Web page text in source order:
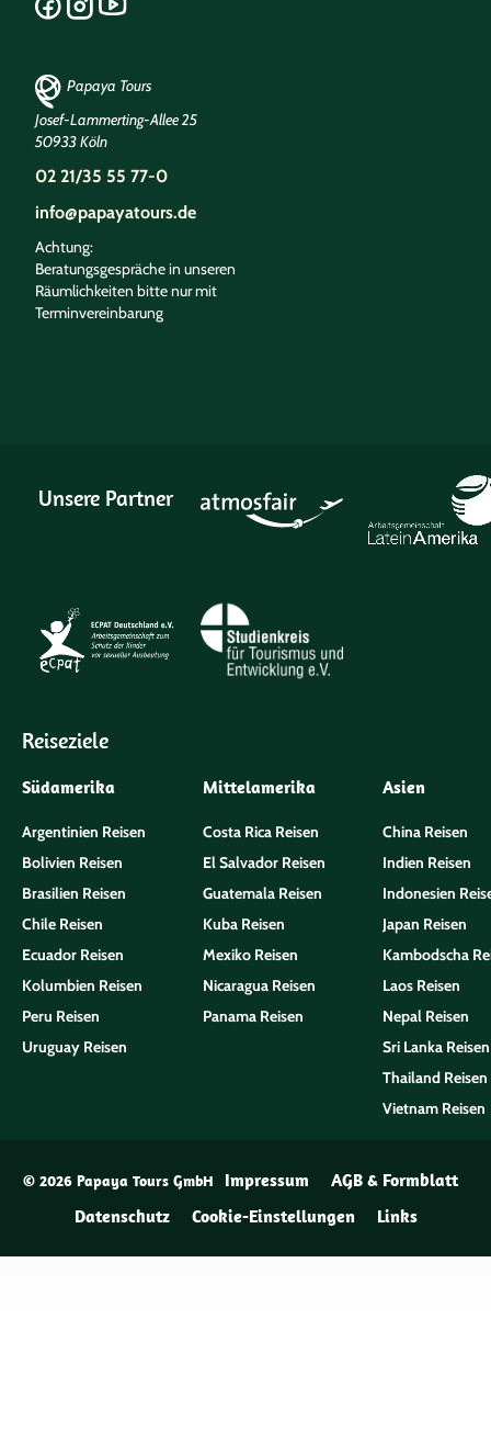
Papaya Tours
Josef-Lammerting-Allee 25
50933 Köln
02 21/35 55 77-0
info@papayatours.de
Achtung:
Beratungsgespräche in unseren
Räumlichkeiten bitte nur mit
Terminvereinbarung
Unsere Partner
Reiseziele
Südamerika
Argentinien Reisen
Bolivien Reisen
Brasilien Reisen
Chile Reisen
Ecuador Reisen
Kolumbien Reisen
Peru Reisen
Uruguay Reisen
Mittelamerika
Costa Rica Reisen
El Salvador Reisen
Guatemala Reisen
Kuba Reisen
Mexiko Reisen
Nicaragua Reisen
Panama Reisen
Asien
China Reisen
Indien Reisen
Indonesien
Japan Reisen
Kambodscha
Laos Reisen
Nepal Reisen
Sri Lanka Reisen
Thailand Reisen
Vietnam Reisen
© 2026 Papaya Tours GmbH Impressum
AGB & Formblatt
Datenschutz
Cookie-Einstellungen Links